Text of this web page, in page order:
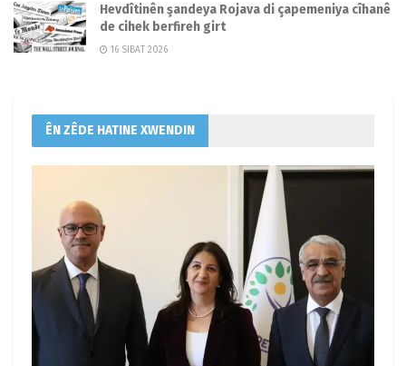
Hevdîtinên şandeya Rojava di çapemeniya cîhanê
de cihek berfireh girt
16 SIBAT 2026
ÊN ZÊDE HATINE XWENDIN